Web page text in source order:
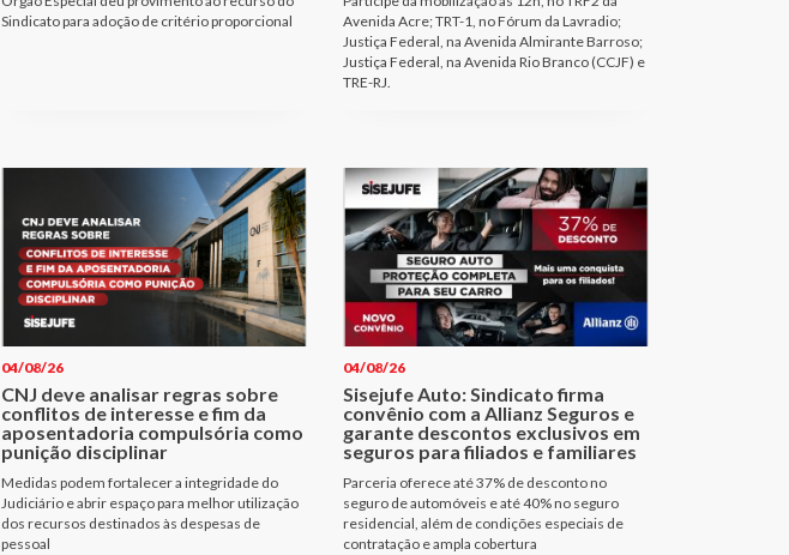
Sindicato para adoção de critério proporcional
Avenida Acre; TRT-1, no Fórum da Lavradio;
Justiça Federal, na Avenida Almirante Barroso;
Justiça Federal, na Avenida Rio Branco (CCJF) e
TRE-RJ.
04/08/26
CNJ deve analisar regras sobre
conflitos de interesse e fim da
aposentadoria compulsória como
punição disciplinar
Medidas podem fortalecer a integridade do
Judiciário e abrir espaço para melhor utilização
dos recursos destinados às despesas de
pessoal
04/08/26
Sisejufe Auto: Sindicato firma
convênio com a Allianz Seguros e
garante descontos exclusivos em
seguros para filiados e familiares
Parceria oferece até 37% de desconto no
seguro de automóveis e até 40% no seguro
residencial, além de condições especiais de
contratação e ampla cobertura